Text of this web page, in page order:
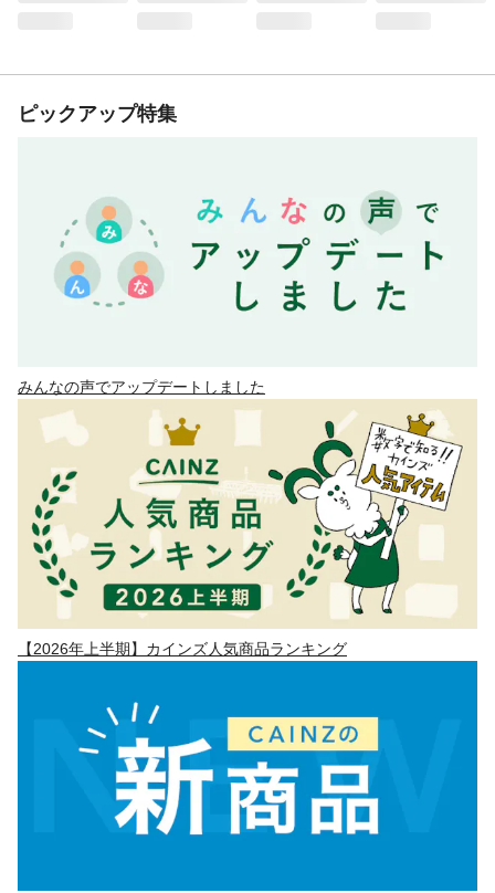
ピックアップ特集
みんなの声でアップデートしました
【2026年上半期】カインズ人気商品ランキング